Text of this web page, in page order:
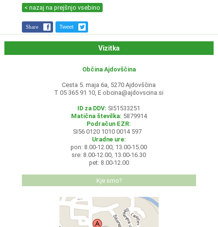
< nazaj na prejšnjo vsebino
Share Tweet
Vizitka
Občina Ajdovščina
Cesta 5. maja 6a, 5270 Ajdovščina
T 05 365 91 10, E obcina@ajdovscina.si
ID za DDV: SI51533251
Matična številka: 5879914
Podračun EZR:
SI56 0120 1010 0014 597
Uradne ure:
pon: 8.00-12.00, 13.00-15.00
sre: 8.00-12.00, 13.00-16.30
pet: 8.00-12.00
Kje smo?